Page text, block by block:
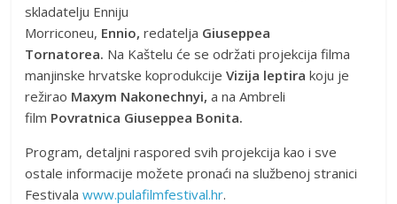
skladatelju Enniju
Morriconeu, Ennio,redatelja Giuseppea
Tornatorea. Na Kaštelu će se održati projekcija filma
manjinske hrvatske koprodukcije Vizija leptirakoju je
režirao Maxym Nakonechnyi,a na Ambreli
film Povratnica Giuseppea Bonita.
Program, detaljni raspored svih projekcija kao i sve
ostale informacije možete pronaći na službenoj stranici
Festivalawww.pulafilmfestival.hr.